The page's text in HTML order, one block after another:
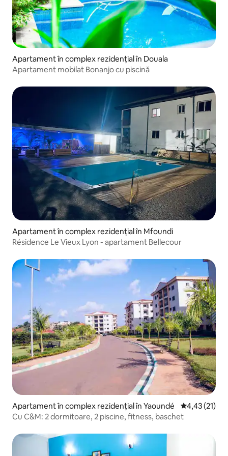
Apartament în complex rezidențial în Douala
Apartament mobilat Bonanjo cu piscină
Apartament în complex rezidențial în Mfoundi
Résidence Le Vieux Lyon - apartament Bellecour
Apartament în complex rezidențial în Yaoundé Scor mediu
4,43 (21)
Cu C&M: 2 dormitoare, 2 piscine, fitness, baschet